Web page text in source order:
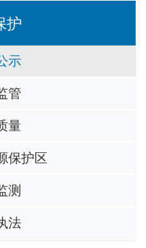
护
示
管
量
保护区
测
法